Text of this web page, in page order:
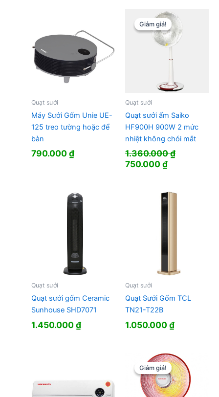
Quạt sưởi
Máy Sưởi Gốm Unie UE-
125 treo tường hoặc để
bàn
790.000₫
Giảm giá!
Giảm giá!
Quạt sưởi
Quạt sưởi ấm Saiko
HF900H 900W 2 mức
nhiệt không chói mắt
1.360.000₫
Giá
1.360.000 ₫.
750.000₫Giá
là:
750.000 ₫.
Quạt sưởi
Quạt sưởi gốm Ceramic
Sunhouse SHD7071
1.450.000₫
Quạt sưởi
Quạt Sưởi Gốm TCL
TN21-T22B
1.050.000₫
Giảm giá!
Giảm giá!